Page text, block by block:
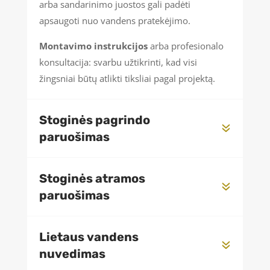
arba sandarinimo juostos gali padėti
apsaugoti nuo vandens pratekėjimo.
Montavimo instrukcijosarba profesionalo
konsultacija: svarbu užtikrinti, kad visi
žingsniai būtų atlikti tiksliai pagal projektą.
Stoginės pagrindo
paruošimas
Stoginės atramos
paruošimas
Lietaus vandens
nuvedimas